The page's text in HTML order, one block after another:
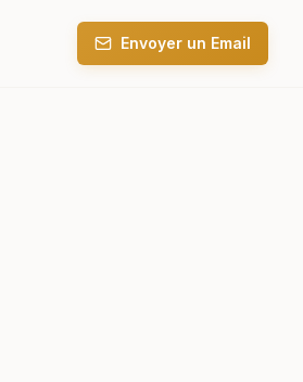
Envoyer un Email